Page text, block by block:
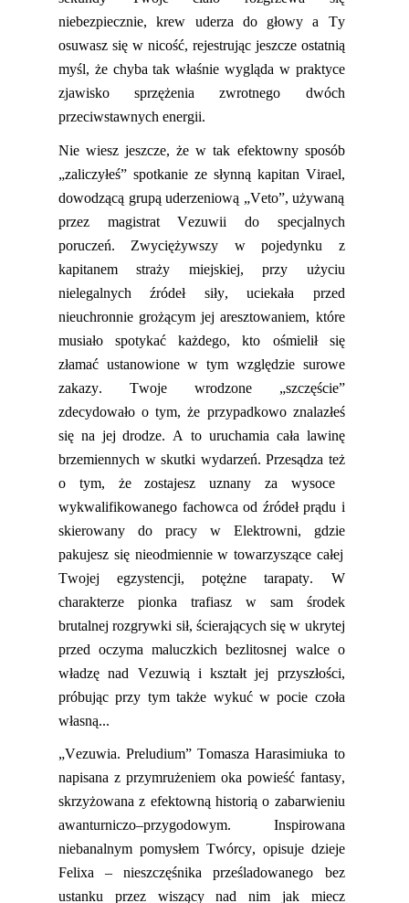
niebezpiecznie, krew uderza do głowya Ty
osuwasz się w nicość, rejestrując jeszcze ostatnią
myśl, że chyba tak właśnie wygląda w praktyce
zjawisko sprzężenia zwrotnego dwóch
przeciwstawnych energii.
Nie wiesz jeszcze, że w tak efektowny sposób
„zaliczyłeś” spotkanie ze słynną kapitan Virael,
dowodzącą grupą uderzeniową „Veto”, używaną
przez magistrat Vezuwii do specjalnych
poruczeń. Zwyciężywszy w pojedynku z
kapitanem straży miejskiej, przy użyciu
nielegalnych źródeł siły, uciekała przed
nieuchronnie grożącym jej aresztowaniem, które
musiało spotykać każdego, kto ośmielił się
złamać ustanowione w tym względzie surowe
zakazy. Twoje wrodzone „szczęście”
zdecydowało o tym, że przypadkowo znalazłeś
się na jej drodze. A to uruchamia cała lawinę
brzemiennych w skutki wydarzeń.Przesądza też
o tym, że zostajesz uznany za wysoce
wykwalifikowanego fachowca od źródeł prądu i
skierowany do pracy w Elektrowni, gdzie
pakujesz się nieodmiennie w towarzyszące całej
Twojej egzystencji, potężne tarapaty. W
charakterze pionka trafiasz w sam środek
brutalnej rozgrywki sił, ścierających się w ukrytej
przed oczyma maluczkich bezlitosnej walce o
władzę nad Vezuwią i kształt jej przyszłości,
próbując przy tym także wykuć w pocie czoła
własną...
„Vezuwia. Preludium” Tomasza Harasimiuka to
napisana z przymrużeniem oka powieść fantasy,
skrzyżowana z efektowną historią o zabarwieniu
awanturniczo–przygodowym. Inspirowana
niebanalnym pomysłem Twórcy, opisuje dzieje
Felixa – nieszczęśnika prześladowanego bez
ustanku przez wiszący nad nim jak miecz